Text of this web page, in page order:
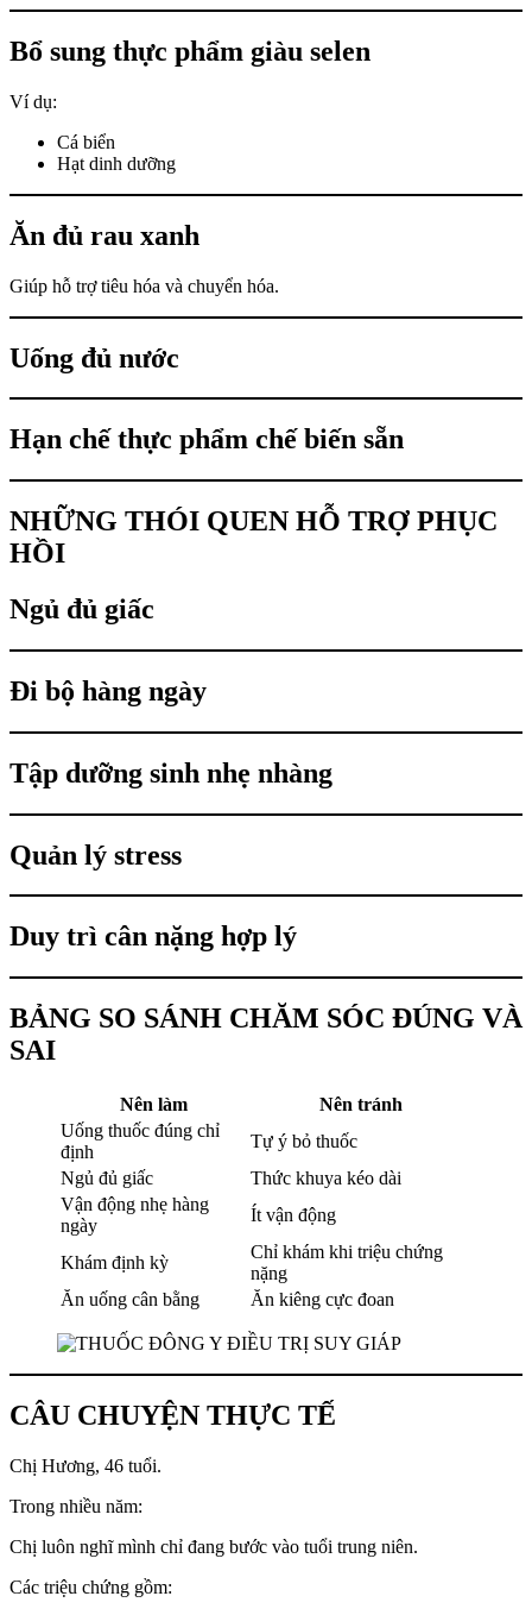
Bổ sung thực phẩm giàu selen
Ví dụ:
Cá biển
Hạt dinh dưỡng
Ăn đủ rau xanh
Giúp hỗ trợ tiêu hóa và chuyển hóa.
Uống đủ nước
Hạn chế thực phẩm chế biến sẵn
NHỮNG THÓI QUEN HỖ TRỢ PHỤC
HỒI
Ngủ đủ giấc
Đi bộ hàng ngày
Tập dưỡng sinh nhẹ nhàng
Quản lý stress
Duy trì cân nặng hợp lý
BẢNG SO SÁNH CHĂM SÓC ĐÚNG VÀ
SAI
Nên làm
Nên tránh
Uống thuốc đúng chỉ
định
Tự ý bỏ thuốc
Ngủ đủ giấc
Thức khuya kéo dài
Vận động nhẹ hàng
ngày
Ít vận động
Khám định kỳ
Chỉ khám khi triệu chứng
nặng
Ăn uống cân bằng
Ăn kiêng cực đoan
CÂU CHUYỆN THỰC TẾ
Chị Hương, 46 tuổi.
Trong nhiều năm:
Chị luôn nghĩ mình chỉ đang bước vào tuổi trung niên.
Các triệu chứng gồm: